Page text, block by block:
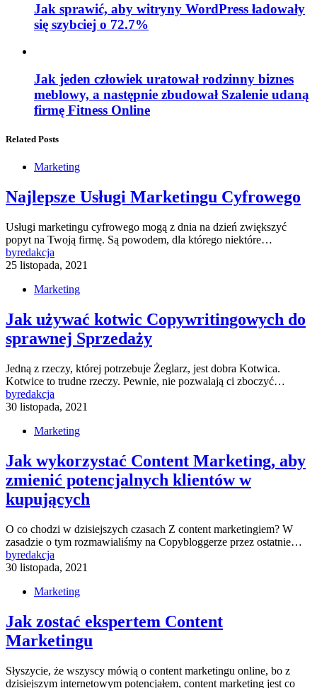
Jak sprawić, aby witryny WordPress ładowały
się szybciej o 72.7%
Jak jeden człowiek uratował rodzinny biznes
meblowy, a następnie zbudował Szalenie udaną
firmę Fitness Online
Related Posts
Marketing
Najlepsze Usługi Marketingu Cyfrowego
Usługi marketingu cyfrowego mogą z dnia na dzień zwiększyć
popyt na Twoją firmę. Są powodem, dla którego niektóre…
byredakcja
25 listopada, 2021
Marketing
Jak używać kotwic Copywritingowych do
sprawnej Sprzedaży
Jedną z rzeczy, której potrzebuje Żeglarz, jest dobra Kotwica.
Kotwice to trudne rzeczy. Pewnie, nie pozwalają ci zboczyć…
byredakcja
30 listopada, 2021
Marketing
Jak wykorzystać Content Marketing, aby
zmienić potencjalnych klientów w
kupujących
O co chodzi w dzisiejszych czasach Z content marketingiem? W
zasadzie o tym rozmawialiśmy na Copybloggerze przez ostatnie…
byredakcja
30 listopada, 2021
Marketing
Jak zostać ekspertem Content
Marketingu
Słyszycie, że wszyscy mówią o content marketingu online, bo z
dzisiejszym internetowym potencjałem, content marketing jest co